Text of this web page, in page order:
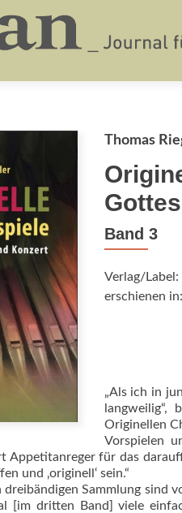
Thomas
Band 3
Verlag/
erschienen in:
„Als ich in
langweilig“,
Originellen
Vorspielen
Appetitanreger für das
und ‚originell‘ sein.“
Sammlung sind
[im dritten Band] viele